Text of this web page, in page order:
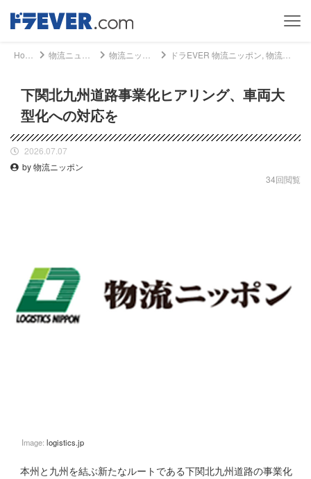
下関北九州道路事業化ヒアリング、車両大
型化への対応を
2026.07.07
by 物流ニッポン
34回閲覧
Image: logistics.jp
本州と九州を結ぶ新たなルートである下関北九州道路の事業化